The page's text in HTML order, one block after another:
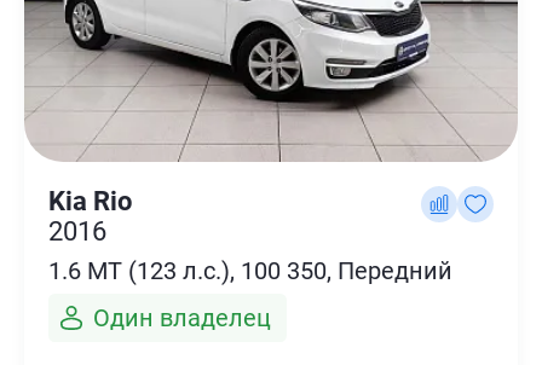
Kia Rio
2016
1.6 MT (123 л.с.), 100 350, Передний
Один владелец